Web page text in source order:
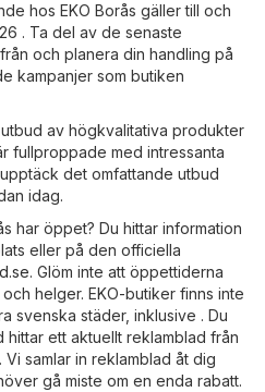
hos EKO Borås gäller till och
. Ta del av de senaste
och planera din handling på
kampanjer som butiken
av högkvalitativa produkter
fullproppade med intressanta
det omfattande utbud
idag.
har öppet? Du hittar information
eller på den officiella
. Glöm inte att öppettiderna
helger. EKO-butiker finns inte
svenska städer, inklusive . Du
hittar ett aktuellt reklamblad från
samlar in reklamblad åt dig
gå miste om en enda rabatt.